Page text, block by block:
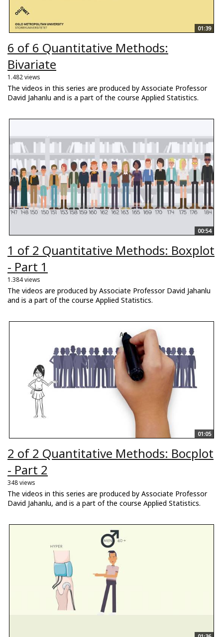
01:39
6 of 6 Quantitative Methods:
Bivariate
1.482 views
The videos in this series are produced by Associate Professor
David Jahanlu and is a part of the course Applied Statistics.
00:54
1 of 2 Quantitative Methods: Boxplot
- Part 1
1.384 views
The videos are produced by Associate Professor David Jahanlu
and is a part of the course Applied Statistics.
01:05
2 of 2 Quantitative Methods: Bocplot
- Part 2
348 views
The videos in this series are produced by Associate Professor
David Jahanlu, and is a part of the course Applied Statistics.